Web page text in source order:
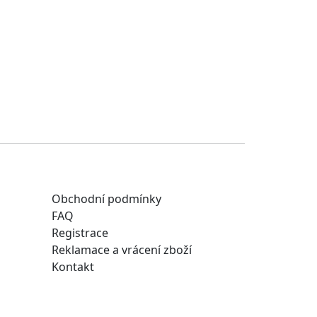
Obchodní podmínky
FAQ
Registrace
Reklamace a vrácení zboží
Kontakt